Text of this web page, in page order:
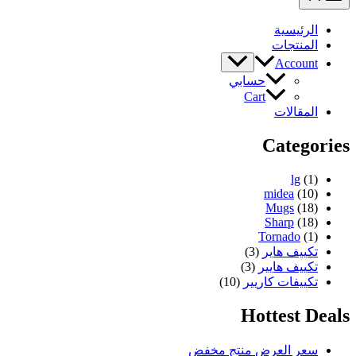
الرئيسية
المنتجات
Account
حسابي
Cart
المقالات
Categories
lg (1)
midea (10)
Mugs (18)
Sharp (18)
Tornado (1)
تكييف هاير (3)
تكييف هايير (3)
تكييفات كاريير (10)
Hottest Deals
سعر العرض منتج مخفض